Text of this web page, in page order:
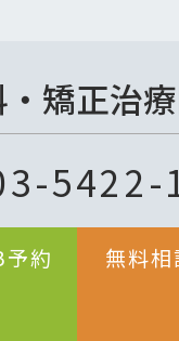
矯正治
5422-
予約 無料相